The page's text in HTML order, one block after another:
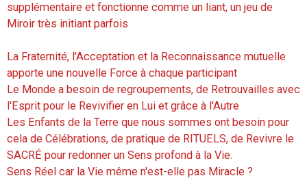
supplémentaire et fonctionne comme un liant, un jeu de
Miroir très initiant parfois
La Fraternité, l'Acceptation et la Reconnaissance mutuelle
apporte une nouvelle Force à chaque participant
Le Monde a besoin de regroupements, de Retrouvailles avec
l'Esprit pour le Revivifier en Lui et grâce à l'Autre
Les Enfants de la Terre que nous sommes ont besoin pour
cela de Célébrations, de pratique de RITUELS, de Revivre le
SACRÉ pour redonner un Sens profond à la Vie.
Sens Réel car la Vie même n'est-elle pas Miracle ?